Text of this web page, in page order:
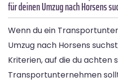
für deinen Umzug nach Horsens
Wenn du ein
Umzug nach Horsens
Kriterien, auf die du achten
Transportunternehmen